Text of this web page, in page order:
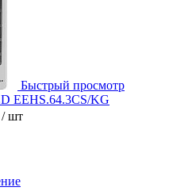
Быстрый просмотр
EEHS.64.3CS/KG
/ шт